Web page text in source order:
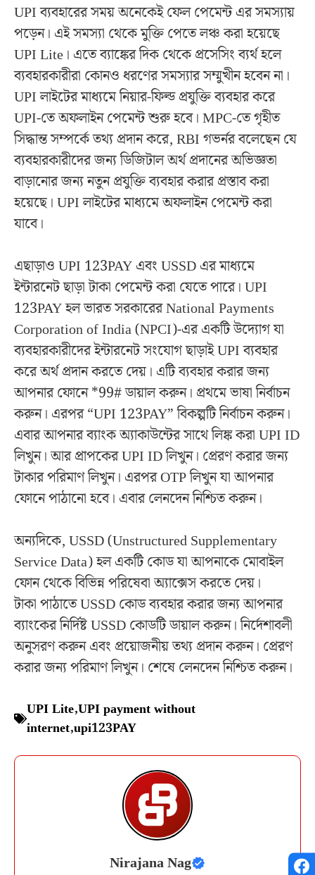
UPI ব্যবহারের সময় অনেকেই ফেল পেমেন্ট এর সমস্যায়
পড়েন। এই সমস্যা থেকে মুক্তি পেতে লঞ্চ করা হয়েছে
UPI Lite। এতে ব্যাঙ্কের দিক থেকে প্রসেসিং ব্যর্থ হলে
ব্যবহারকারীরা কোনও ধরণের সমস্যার সম্মুখীন হবেন না।
UPI লাইটের মাধ্যমে নিয়ার-ফিল্ড প্রযুক্তি ব্যবহার করে
UPI-তে অফলাইন পেমেন্ট শুরু হবে। MPC-তে গৃহীত
সিদ্ধান্ত সম্পর্কে তথ্য প্রদান করে, RBI গভর্নর বলেছেন যে
ব্যবহারকারীদের জন্য ডিজিটাল অর্থ প্রদানের অভিজ্ঞতা
বাড়ানোর জন্য নতুন প্রযুক্তি ব্যবহার করার প্রস্তাব করা
হয়েছে। UPI লাইটের মাধ্যমে অফলাইন পেমেন্ট করা
যাবে।
এছাড়াও UPI 123PAY এবং USSD এর মাধ্যমে
ইন্টারনেট ছাড়া টাকা পেমেন্ট করা যেতে পারে। UPI
123PAY হল ভারত সরকারের National Payments
Corporation of India (NPCI)-এর একটি উদ্যোগ যা
ব্যবহারকারীদের ইন্টারনেট সংযোগ ছাড়াই UPI ব্যবহার
করে অর্থ প্রদান করতে দেয়। এটি ব্যবহার করার জন্য
আপনার ফোনে *99# ডায়াল করুন। প্রথমে ভাষা নির্বাচন
করুন। এরপর “UPI 123PAY” বিকল্পটি নির্বাচন করুন।
এবার আপনার ব্যাংক অ্যাকাউন্টের সাথে লিঙ্ক করা UPI ID
লিখুন। আর প্রাপকের UPI ID লিখুন। প্রেরণ করার জন্য
টাকার পরিমাণ লিখুন। এরপর OTP লিখুন যা আপনার
ফোনে পাঠানো হবে। এবার লেনদেন নিশ্চিত করুন।
অন্যদিকে, USSD (Unstructured Supplementary
Service Data) হল একটি কোড যা আপনাকে মোবাইল
ফোন থেকে বিভিন্ন পরিষেবা অ্যাক্সেস করতে দেয়।
টাকা পাঠাতে USSD কোড ব্যবহার করার জন্য আপনার
ব্যাংকের নির্দিষ্ট USSD কোডটি ডায়াল করুন। নির্দেশাবলী
অনুসরণ করুন এবং প্রয়োজনীয় তথ্য প্রদান করুন। প্রেরণ
করার জন্য পরিমাণ লিখুন। শেষে লেনদেন নিশ্চিত করুন।
UPI Lite,UPI payment without
internet,upi123PAY
Nirajana Nag